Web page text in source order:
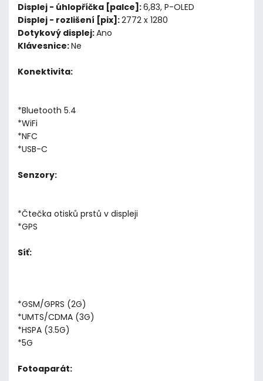
Displej - úhlopříčka [palce]:6,83, P-OLED
Displej - rozlišení [pix]:2772 x 1280
Dotykový displej:Ano
Klávesnice:Ne
Konektivita:
*Bluetooth 5.4
*WiFi
*NFC
*USB-C
Senzory:
*Čtečka otisků prstů v displeji
*GPS
Síť:
*GSM/GPRS (2G)
*UMTS/CDMA (3G)
*HSPA (3.5G)
*5G
Fotoaparát: